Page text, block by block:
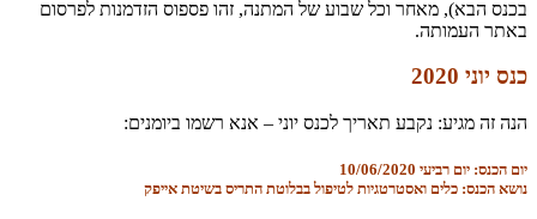
בכנס הבא), מאחר וכל שבוע של המתנה, זהו פספוס הזדמנות לפרסום
באתר העמותה.
כנס יוני 2020
הנה זה מגיע: נקבע תאריך לכנס יוני – אנא רשמו ביומנים:
יום הכנס: יום רביעי 10/06/2020
נושא הכנס: כלים ואסטרטגיות לטיפול בבלוטת התריס בשיטת אייפק